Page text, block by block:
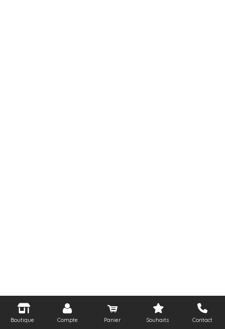
Boutique Compte Panier Souhaits Contact